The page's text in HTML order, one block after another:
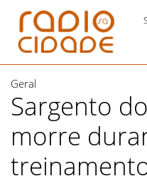
Geral
Sargento
morre